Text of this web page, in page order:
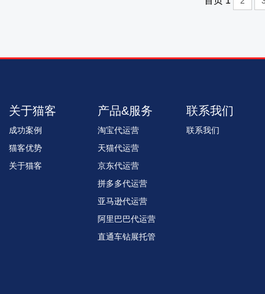
关于猫客
成功案例
猫客优势
关于猫客
产品&服务
淘宝代运营
天猫代运营
京东代运营
拼多多代运营
亚马逊代运营
阿里巴巴代运营
直通车钻展托管
联系我们
联系我们